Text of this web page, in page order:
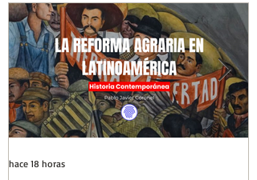
Historia
hace 18 horas